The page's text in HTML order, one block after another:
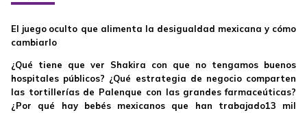
El juego oculto que alimenta la desigualdad mexicana y cómo
cambiarlo
¿Qué tiene que ver Shakira con que no tengamos buenos
hospitales públicos? ¿Qué estrategia de negocio comparten
las tortillerías de Palenque con las grandes farmaceúticas?
¿Por qué hay bebés mexicanos que han trabajado13 mil